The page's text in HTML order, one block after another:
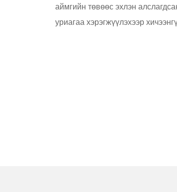
аймгийн төвөөс эхлэн
уриагаа хэрэгжүүлэхээр